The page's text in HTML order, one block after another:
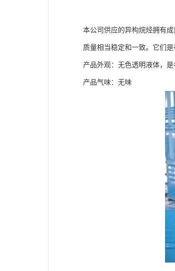
本公司供应的异构烷烃拥有
质量相当稳定和一致。它们
产品外观：无色透明液体，
产品气味：无味